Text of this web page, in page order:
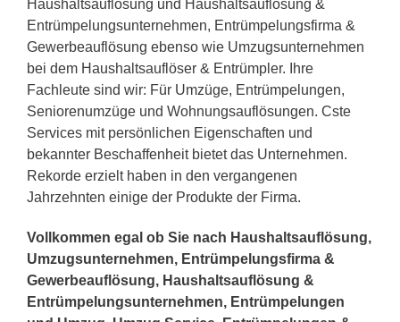
Haushaltsauflösung und Haushaltsauflösung &
Entrümpelungsunternehmen, Entrümpelungsfirma &
Gewerbeauflösung ebenso wie Umzugsunternehmen
bei dem Haushaltsauflöser & Entrümpler. Ihre
Fachleute sind wir: Für Umzüge, Entrümpelungen,
Seniorenumzüge und Wohnungsauflösungen. Cste
Services mit persönlichen Eigenschaften und
bekannter Beschaffenheit bietet das Unternehmen.
Rekorde erzielt haben in den vergangenen
Jahrzehnten einige der Produkte der Firma.
Vollkommen egal ob Sie nach Haushaltsauflösung,
Umzugsunternehmen, Entrümpelungsfirma &
Gewerbeauflösung, Haushaltsauflösung &
Entrümpelungsunternehmen, Entrümpelungen